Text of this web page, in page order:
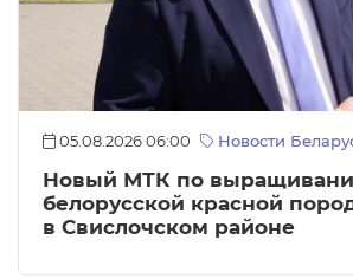
05.08.2026 06:00 Новости
Новый МТК по
белорусской красной
в Свислочском районе